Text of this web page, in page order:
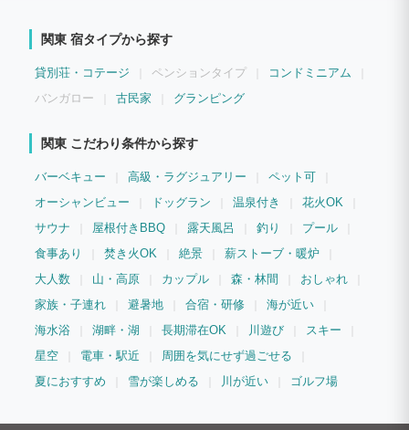
関東 宿タイプから探す
貸別荘・コテージ ペンションタイプ
コンドミニアム
バンガロー
古民家 グランピング
関東 こだわり条件から探す
バーベキュー 高級・ラグジュアリー
ペット可
オーシャンビュー
ドッグラン 温泉付き
花火OK
サウナ
屋根付きBBQ 露天風呂 釣り
プール
食事あり
焚き火OK 絶景
薪ストーブ・暖炉
大人数
山・高原 カップル 森・林間
おしゃれ
家族・子連れ
避暑地 合宿・研修
海が近い
海水浴
湖畔・湖 長期滞在OK 川遊び
スキー
星空
電車・駅近
周囲を気にせず過ごせる
夏におすすめ
雪が楽しめる 川が近い ゴルフ場